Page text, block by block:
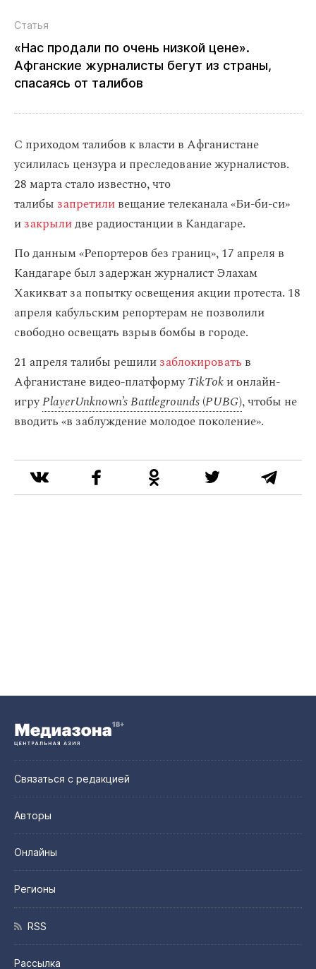
Статья
«Нас продали по очень низкой цене».
Афганские журналисты бегут из страны,
спасаясь от талибов
С приходом талибов к власти в Афганистане
усилилась цензура и преследование журналистов.
28 марта стало известно, что
талибы запретиливещание телеканала «Би-би-си»
изакрылидве радиостанции в Кандагаре.
По данным «Репортеров без границ», 17 апреля в
Кандагаре был задержан журналист Элахам
Хакикват за попытку освещения акции протеста. 18
апреля кабульским репортерам не позволили
свободно освещать взрыв бомбы в городе.
21 апреля талибы решилизаблокировать в
Афганистане видео-платформуTikTokи онлайн-
игруPlayerUnknown’s Battlegrounds(PUBG), чтобы не
вводить «в заблуждение молодое поколение».
Связаться с редакцией
Авторы
Онлайны
Регионы
RSS
Рассылка